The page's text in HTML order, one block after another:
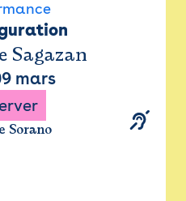
Sagazan
mars
Sorano